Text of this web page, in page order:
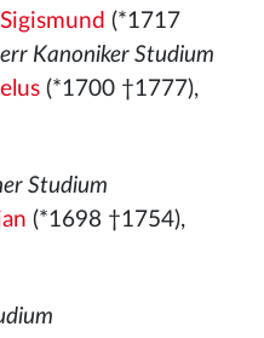
(*1717
Kanoniker Studium
(*1700 †1777),
Studium
(*1698 †1754),